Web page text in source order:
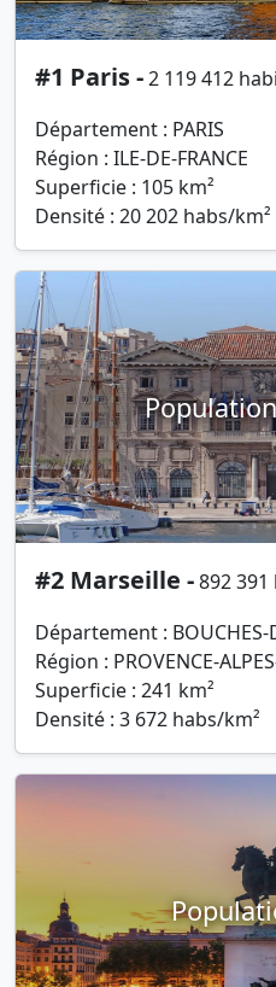
#1 Paris -2 119 412
Département : PARIS
Région : ILE-DE-FRANCE
Superficie : 105 km²
Densité : 20 202 habs/km²
#2 Marseille -892
Département : BOUCHES-
Région : PROVENCE-
Superficie : 241 km²
Densité : 3 672 habs/km²